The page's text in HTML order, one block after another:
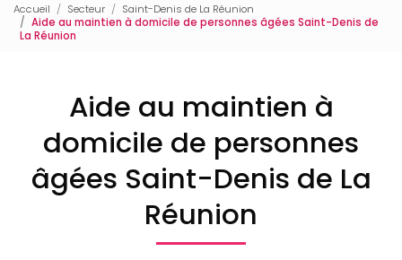
Accueil Secteur
Saint-Denis de La Réunion
Aide au maintien à domicile de personnes âgées Saint-Denis de
La Réunion
Aide au maintien à
domicile de personnes
âgées Saint-Denis de La
Réunion